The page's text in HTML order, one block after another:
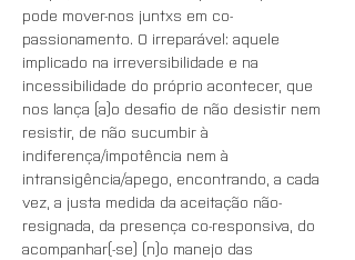
pode mover-nos juntxs em co-
passionamento. O irreparável: aquele
implicado na irreversibilidade e na
incessibilidade do próprio acontecer, que
nos lança (a)o desafio de não desistir nem
resistir, de não sucumbir à
indiferença/impotência nem à
intransigência/apego, encontrando, a cada
vez, a justa medida da aceitação não-
resignada, da presença co-responsiva, do
acompanhar(-se) (n)o manejo das